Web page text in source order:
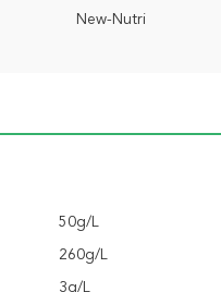
New-Nutri
50g/L
260g/L
3g/L